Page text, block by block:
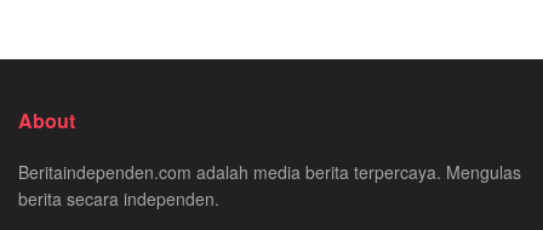
About
Beritaindependen.com adalah media berita terpercaya. Mengulas
berita secara independen.